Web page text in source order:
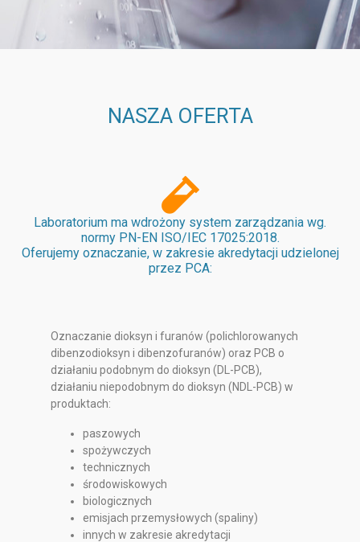
NASZA OFERTA
Laboratorium ma wdrożony system zarządzania wg.
normy PN-EN ISO/IEC 17025:2018.
Oferujemy oznaczanie, w zakresie akredytacji udzielonej
przez PCA:
Oznaczanie dioksyn i furanów (polichlorowanych
dibenzodioksyn i dibenzofuranów) oraz PCB o
działaniu podobnym do dioksyn (DL-PCB),
działaniu niepodobnym do dioksyn (NDL-PCB) w
produktach:
paszowych
spożywczych
technicznych
środowiskowych
biologicznych
emisjach przemysłowych (spaliny)
innych w zakresie akredytacji